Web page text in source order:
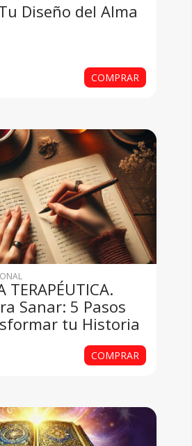
Diseño del Alma
COMPRAR
TERAPÉUTICA.
Sanar: 5 Pasos
tu Historia
COMPRAR